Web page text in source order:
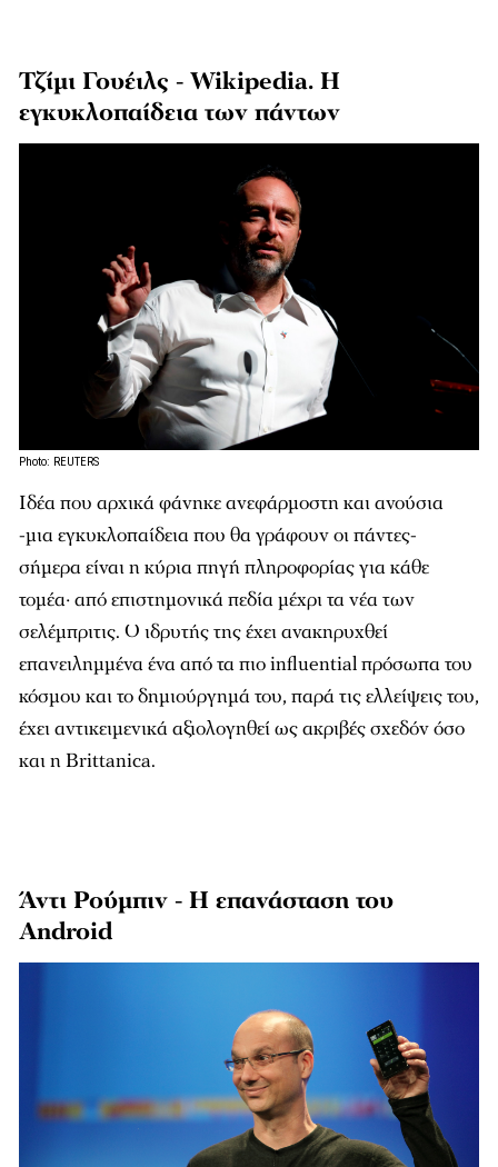
Τζίμι Γουέιλς - Wikipedia. Η
εγκυκλοπαίδεια των πάντων
Photo: REUTERS
Ιδέα που αρχικά φάνηκε ανεφάρμοστη και ανούσια
-μια εγκυκλοπαίδεια που θα γράφουν οι πάντες-
σήμερα είναι η κύρια πηγή πληροφορίας για κάθε
τομέα· από επιστημονικά πεδία μέχρι τα νέα των
σελέμπριτις. Ο ιδρυτής της έχει ανακηρυχθεί
επανειλημμένα ένα από τα πιο influential πρόσωπα του
κόσμου και το δημιούργημά του, παρά τις ελλείψεις του,
έχει αντικειμενικά αξιολογηθεί ως ακριβές σχεδόν όσο
και η Brittanica.
Άντι Ρούμπιν - Η επανάσταση του
Android